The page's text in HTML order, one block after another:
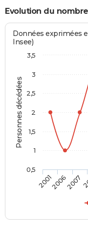
Evolution du
Personnes décédées
Données exprimées
Insee)
200120062007
0,5
1
1,5
2
2,5
3
3,5